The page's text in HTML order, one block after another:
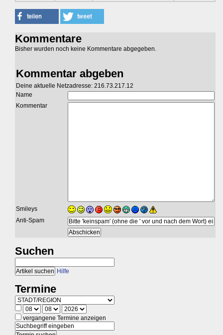
Kommentare
Bisher wurden noch keine Kommentare abgegeben.
Kommentar abgeben
Deine aktuelle Netzadresse: 216.73.217.12
Name
Kommentar
Smileys
Anti-Spam
Suchen
Hilfe
Termine
vergangene Termine anzeigen